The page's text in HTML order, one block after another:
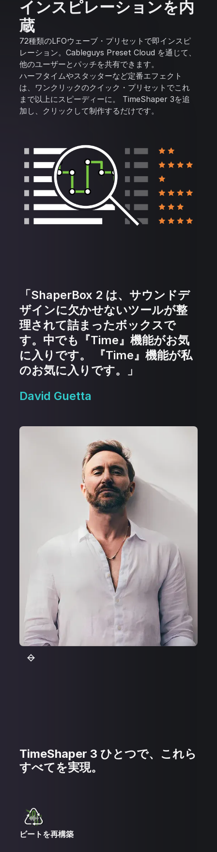
インスピレーションを内
蔵
72種類のLFOウェーブ・プリセットで即インスピ
レーション。Cableguys Preset Cloud を通じて、
他のユーザーとパッチを共有できます。
ハーフタイムやスタッターなど定番エフェクト
は、ワンクリックのクイック・プリセットでこれ
まで以上にスピーディーに。 TimeShaper 3を追
加し、クリックして制作するだけです。
「ShaperBox 2 は、サウンドデ
ザインに欠かせないツールが整
理されて詰まったボックスで
す。中でも『Time』機能がお気
に入りです。 『Time』機能が私
のお気に入りです。」
David Guetta
TimeShaper 3 ひとつで、これら
すべてを実現。
ビートを再構築